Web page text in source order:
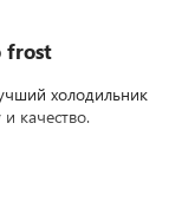
frost
холодильник
качество.